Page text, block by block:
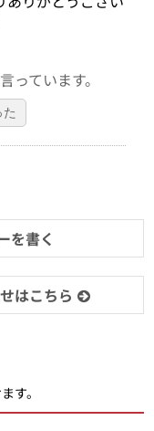
っています。
を書く
はこちら
す。